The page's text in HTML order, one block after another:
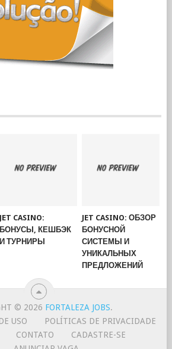
JET CASINO:
БОНУСЫ, КЕШБЭК
И ТУРНИРЫ
JET CASINO: ОБЗОР
БОНУСНОЙ
СИСТЕМЫ И
УНИКАЛЬНЫХ
ПРЕДЛОЖЕНИЙ
© 2026 FORTALEZA JOBS.
USO
POLÍTICAS DE PRIVACIDADE
CONTATO
CADASTRE-SE